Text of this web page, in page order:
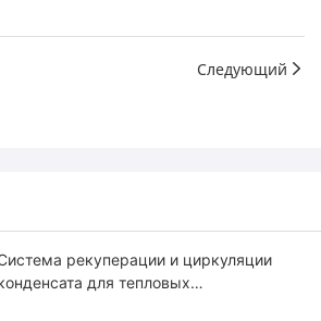
Следующий
рекуперации и циркуляции
для тепловых